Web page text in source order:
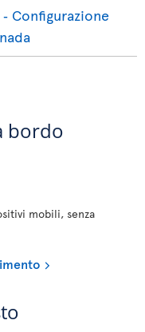
Configurazione
bordo
mobili, senza